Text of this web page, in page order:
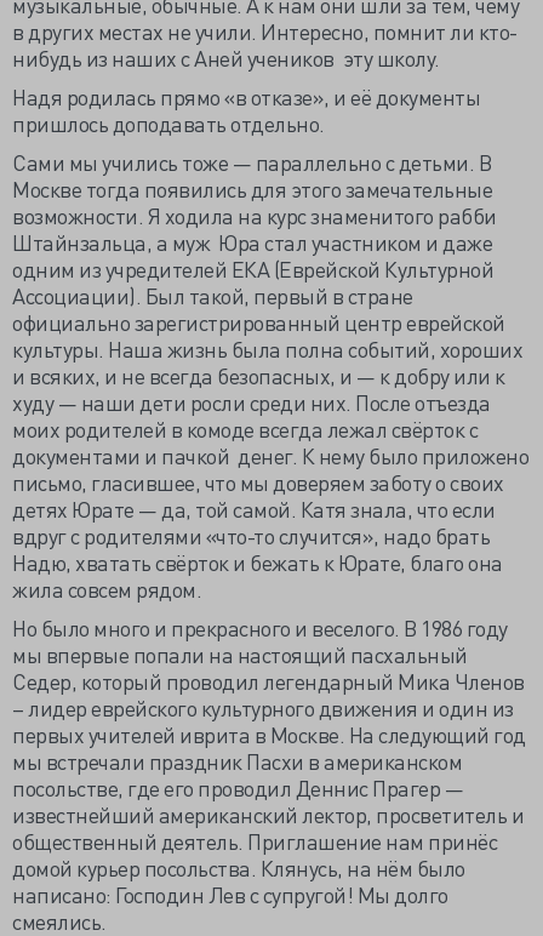
в других местах не учили. Интересно, помнит ли кто-
нибудь из наших с Аней учеников эту школу.
Надя родилась прямо «в отказе», и её документы
пришлось доподавать отдельно.
Сами мы учились тоже — параллельно с детьми. В
Москве тогда появились для этого замечательные
возможности. Я ходила на курс знаменитого рабби
Штайнзальца, а муж Юра стал участником и даже
одним из учредителей ЕКА (Еврейской Культурной
Ассоциации). Был такой, первый в стране
официально зарегистрированный центр еврейской
культуры. Наша жизнь была полна событий, хороших
и всяких, и не всегда безопасных, и — к добру или к
худу — наши дети росли среди них. После отъезда
моих родителей в комоде всегда лежал свёрток с
документами и пачкой денег. К нему было приложено
письмо, гласившее, что мы доверяем заботу о своих
детях Юрате — да, той самой. Катя знала, что если
вдруг с родителями «что-то случится», надо брать
Надю, хватать свёрток и бежать к Юрате, благо она
жила совсем рядом.
Но было много и прекрасного и веселого. В 1986 году
мы впервые попали на настоящий пасхальный
Седер, который проводил легендарный Мика Членов
– лидер еврейского культурного движения и один из
первых учителей иврита в Москве. На следующий год
мы встречали праздник Пасхи в американском
посольстве, где его проводил Деннис Прагер —
известнейший американский лектор, просветитель и
общественный деятель. Приглашение нам принёс
домой курьер посольства. Клянусь, на нём было
написано: Господин Лев с супругой! Мы долго
смеялись.